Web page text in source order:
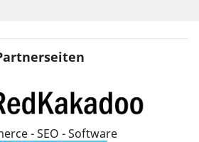
- SEO - Software